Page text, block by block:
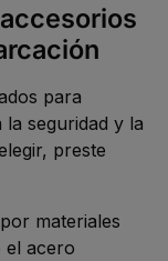
para
seguridad y la
preste
materiales
el acero